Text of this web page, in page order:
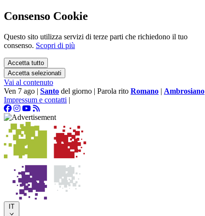
Consenso Cookie
Questo sito utilizza servizi di terze parti che richiedono il tuo
consenso. Scopri di più
Accetta tutto
Accetta selezionati
Vai al contenuto
Ven 7 ago | Santo del giorno | Parola rito Romano | Ambrosiano
Impressum e contatti |
IT